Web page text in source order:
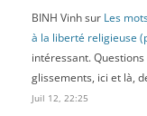
BINH Vinhsur Les
à la liberté religieuse
intéressant.
glissements, ici et là,
Juil 12, 22:25